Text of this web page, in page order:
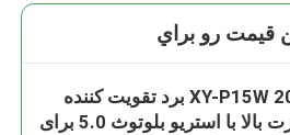
قيمت رو براي
XY-P15W 20W برد تقویت کننده
قدرت بالا با استریو بلوتوث 5.0 برای